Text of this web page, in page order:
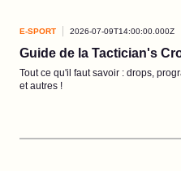
E-SPORT 2026-07-09T14:00:00.000Z
Guide de la Tactician's
Tout ce qu'il faut savoir : drops,
et autres !